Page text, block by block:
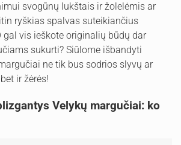
svogūnų lukštais ir žolelėmis ar
ryškias spalvas suteikiančius
gal vis ieškote originalių būdų dar
sukurti? Siūlome išbandyti
ne tik bus sodrios slyvų ar
ir žėrės!
Velykų margučiai: ko